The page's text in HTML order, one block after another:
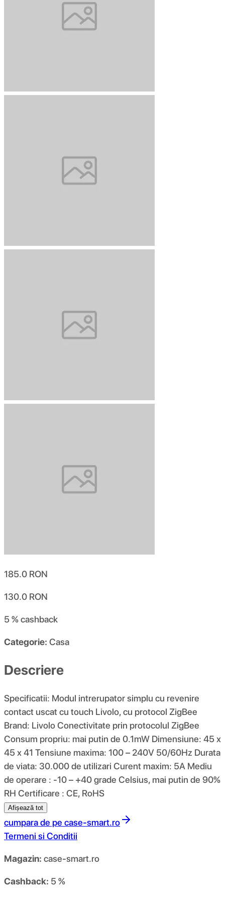
185.0 RON
130.0 RON
5 %cashback
Categorie: Casa
Descriere
Specificatii: Modul intrerupator simplu cu revenire
contact uscat cu touch Livolo, cu protocol ZigBee
Brand: Livolo Conectivitate prin protocolul ZigBee
Consum propriu: mai putin de 0.1mW Dimensiune: 45 x
45 x 41 Tensiune maxima: 100 – 240V 50/60Hz Durata
de viata: 30.000 de utilizari Curent maxim: 5A Mediu
de operare : -10 – +40 grade Celsius, mai putin de 90%
RH Certificare : CE, RoHS
Afișează tot
cumpara de pe case-smart.ro
Termeni si Conditii
Magazin: case-smart.ro
Cashback: 5 %